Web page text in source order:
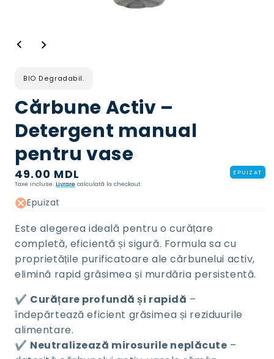
media
modal
BIO Degradabil.
Cărbune Activ –
Detergent manual
pentru vase
Preț
normal
49.00 MDL
EPUIZAT
Taxe incluse.Livrare calculată la checkout.
Epuizat
Este alegerea ideală pentru o curățare
completă, eficientă și sigură. Formula sa cu
proprietățile purificatoare ale cărbunelui activ,
elimină rapid grăsimea și murdăria persistentă.
✔️ Curățare profundă și rapidă –
îndepărtează eficient grăsimea și reziduurile
alimentare.
✔️ Neutralizează mirosurile neplăcute –